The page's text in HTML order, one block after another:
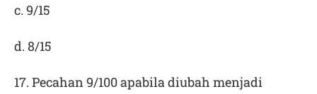
c. 9/15
d. 8/15
17. Pecahan 9/100 apabila diubah menjadi